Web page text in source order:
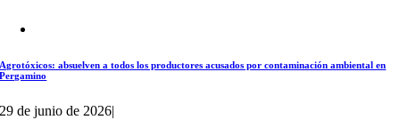
Agrotóxicos: absuelven a todos los productores acusados por contaminación ambiental en
Pergamino
29 de junio de 2026|